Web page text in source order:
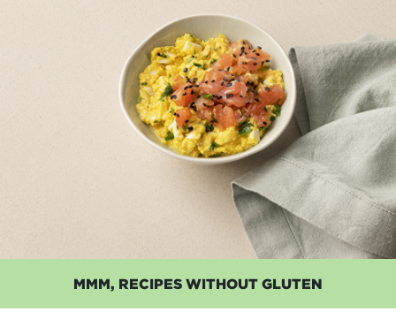
MMM, RECIPES WITHOUT GLUTEN